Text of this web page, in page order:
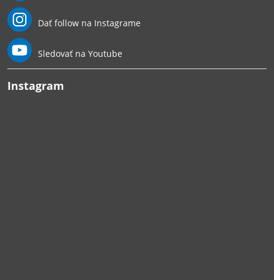
Dať follow na Instagrame
Sledovať na Youtube
Instagram